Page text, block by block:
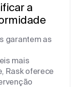
a
garantem as
mais
Rask oferece